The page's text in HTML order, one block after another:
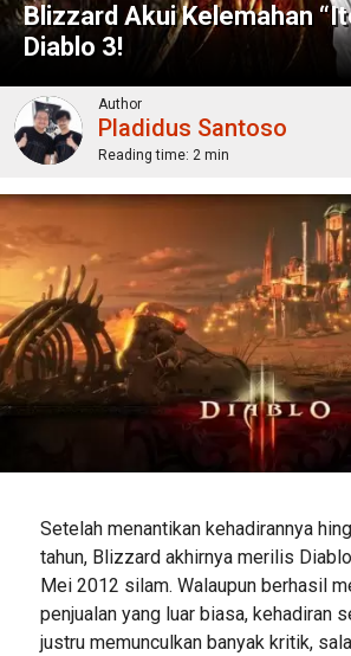
Blizzard Akui Kelemahan
Diablo 3!
Author
Pladidus Santoso
Reading time: 2 min
Setelah menantikan kehadirannya
tahun, Blizzard akhirnya merilis
Mei 2012 silam. Walaupun berhasil
penjualan yang luar biasa, kehadiran
justru memunculkan banyak kritik,